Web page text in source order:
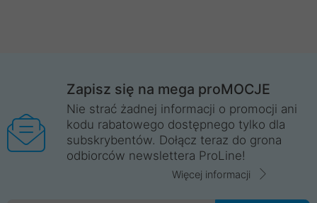
Zapisz się na mega proMOCJE
Nie strać żadnej informacji o promocji ani
kodu rabatowego dostępnego tylko dla
subskrybentów. Dołącz teraz do grona
odbiorców newslettera ProLine!
Więcej informacji